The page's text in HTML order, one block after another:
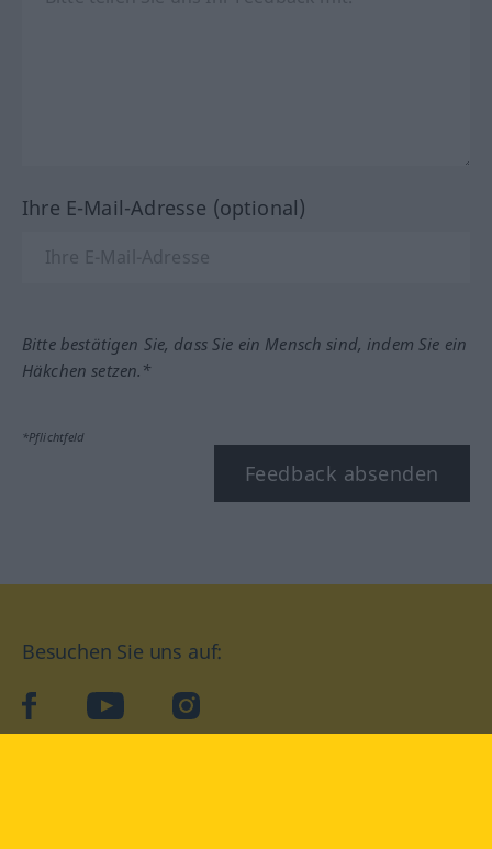
Ihre E-Mail-Adresse (optional)
Bitte bestätigen Sie, dass Sie ein Mensch sind, indem Sie ein
Häkchen setzen.*
*Pflichtfeld
Feedback absenden
Besuchen Sie uns auf:
facebookYouTube Instagram